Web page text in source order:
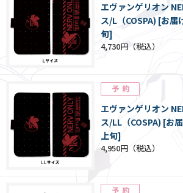
エヴァンゲリオン
ス/L（COSPA) [お
旬]
4,730円
エヴァンゲリオン
ス/LL（COSPA) [お
上旬]
4,950円